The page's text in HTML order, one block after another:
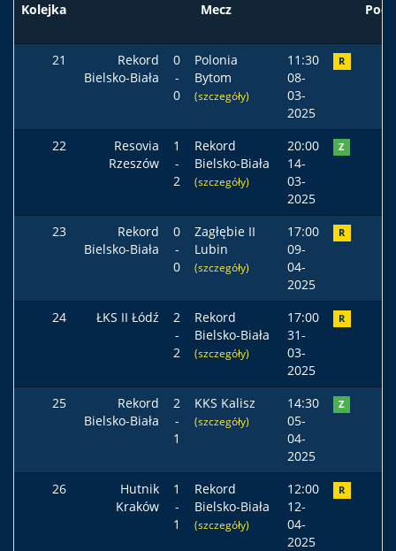
Kolejka Mecz
21
Rekord
Bielsko-Biała
0
-
0
Polonia
Bytom
(szczegóły)
11:30
08-
03-
2025
R
22
Resovia
Rzeszów
1
-
2
Rekord
Bielsko-Biała
(szczegóły)
20:00
14-
03-
2025
Z
23
Rekord
Bielsko-Biała
0
-
0
Zagłębie II
Lubin
(szczegóły)
17:00
09-
04-
2025
R
24 ŁKS II Łódź
2
-
2
Rekord
Bielsko-Biała
(szczegóły)
17:00
31-
03-
2025
R
25
Rekord
Bielsko-Biała
2
-
1
KKS Kalisz
(szczegóły)
14:30
05-
04-
2025
Z
26
Hutnik
Kraków
1
-
1
Rekord
Bielsko-Biała
(szczegóły)
12:00
12-
04-
2025
R